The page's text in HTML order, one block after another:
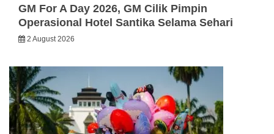
GM For A Day 2026, GM Cilik Pimpin
Operasional Hotel Santika Selama Sehari
2 August 2026